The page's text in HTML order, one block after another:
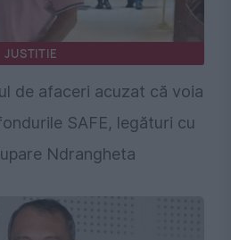
JUSTITIE
de afaceri acuzat că voia
SAFE, legături cu
Ndrangheta